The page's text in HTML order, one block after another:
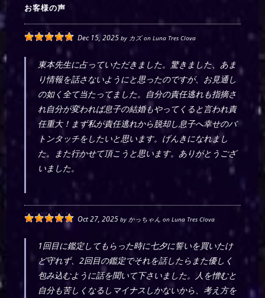
お客様の声
Dec 15, 2025 by カズonLuna Tres Clova
東本先生に占っていただきました。驚きました、あま
り情報を話さないようにと思ったのですが、お見通し
の如く全て当たってました。自分の責任逃れも指摘さ
れ自分が変われば息子の結婚もやってくると言われ責
任重大！まず私が責任逃れから脱却し息子へ幸せのバ
トンタッチをしたいと思います。げんきになれまし
た。また行かせて頂こうと思います。ありがとうござ
いました。
Oct 27, 2025 by かっちゃん onLuna Tres Clova
1回目に鑑定してもらった時に七夕に誓いを買いたけ
ど守れず、2回目の鑑定でそれを話したらまた優しく
包み込むように話を聞いて下さいました。人を憎むと
自分も苦しくなるしマイナスしかないから、考え方を